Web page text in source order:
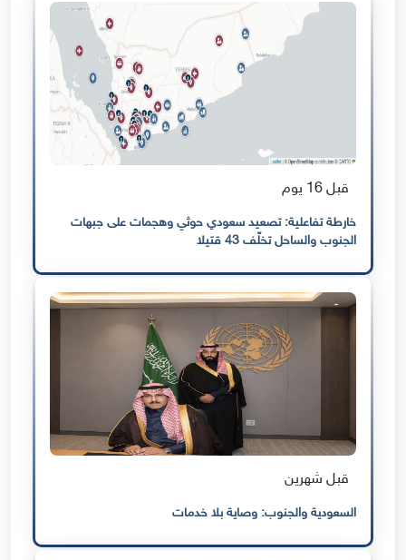
قبل 16 يوم
خارطة تفاعلية: تصعيد سعودي حوثي وهجمات على جبهات
الجنوب والساحل تخلّف 43 قتيلا
قبل شهرين
السعودية والجنوب: وصاية بلا خدمات